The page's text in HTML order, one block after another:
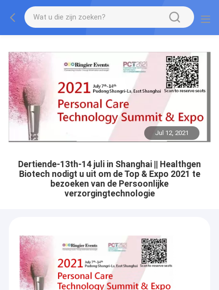
Jul 12, 2021
Dertiende-13th-14 juli in Shanghai || Healthgen
Biotech nodigt u uit om de Top & Expo 2021 te
bezoeken van de Persoonlijke
verzorgingtechnologie